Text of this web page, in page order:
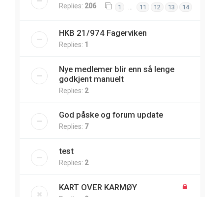
Replies: 206 1 11 12 13 14
HKB 21/974 Fagerviken
Replies: 1
Nye medlemer blir enn så lenge
godkjent manuelt
Replies: 2
God påske og forum update
Replies: 7
test
Replies: 2
KART OVER KARMØY